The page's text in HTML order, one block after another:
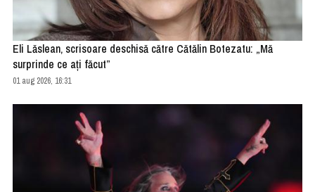
Eli Lăslean, scrisoare deschisă către Cătălin Botezatu: „Mă
surprinde ce ați făcut”
01 aug 2026, 16:31